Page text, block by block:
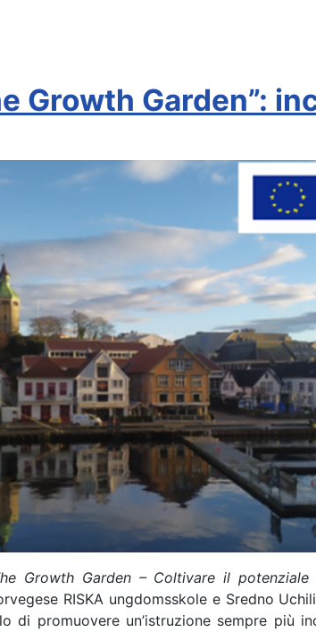
Growth Garden”:
Growth Garden – Coltivare il
RISKA ungdomsskole e Sredno
promuovere un’istruzione sempre più